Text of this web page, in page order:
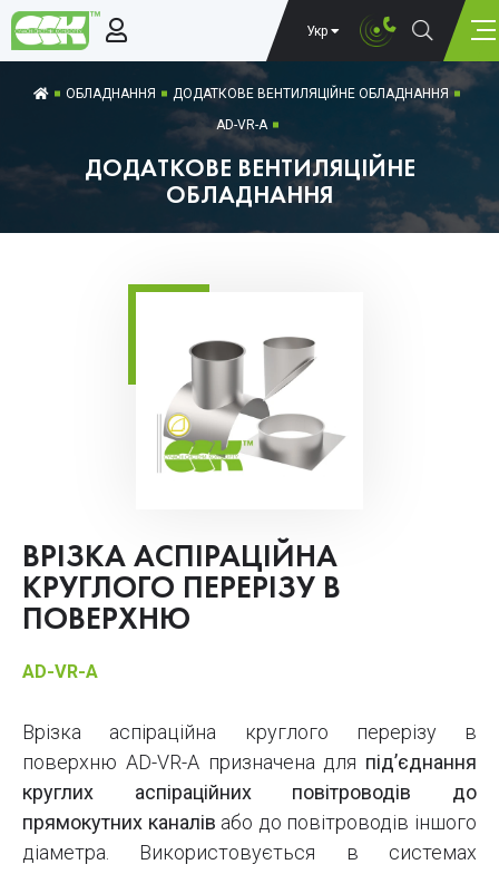
Укр
ОБЛАДНАННЯ
ДОДАТКОВЕ ВЕНТИЛЯЦІЙНЕ ОБЛАДНАННЯ
AD-VR-A
ДОДАТКОВЕ ВЕНТИЛЯЦІЙНЕ
ОБЛАДНАННЯ
ВРІЗКА АСПІРАЦІЙНА
КРУГЛОГО ПЕРЕРІЗУ В
ПОВЕРХНЮ
AD-VR-A
Врізка аспіраційна круглого перерізу в
поверхню AD-VR-A призначена для під’єднання
круглих аспіраційних повітроводів до
прямокутних каналів або до повітроводів іншого
діаметра. Використовується в системах